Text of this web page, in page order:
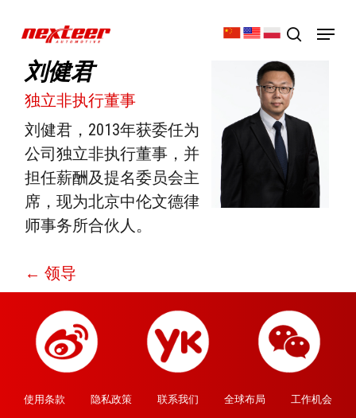
content
Menu
刘健君
独立非执行董事
刘健君，2013年获委任为
公司独立非执行董事，并
担任薪酬及提名委员会主
席，现为北京中伦文德律
师事务所合伙人。
← 领导
使用条款 隐私政策 联系我们 全球布局 工作机会